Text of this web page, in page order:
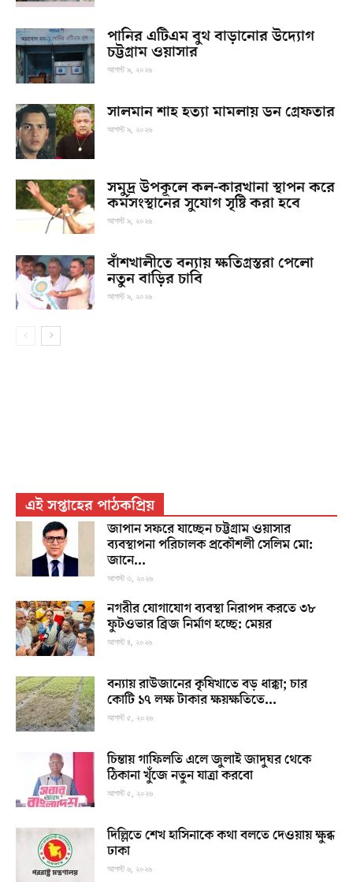
পানির এটিএম বুথ বাড়ানোর উদ্যোগ
চট্টগ্রাম ওয়াসার
আগস্ট ৯, ২০২৬
সালমান শাহ হত্যা মামলায় ডন গ্রেফতার
আগস্ট ৯, ২০২৬
সমুদ্র উপকূলে কল-কারখানা স্থাপন করে
কর্মসংস্থানের সুযোগ সৃষ্টি করা হবে
আগস্ট ৯, ২০২৬
বাঁশখালীতে বন্যায় ক্ষতিগ্রস্তরা পেলো
নতুন বাড়ির চাবি
আগস্ট ৯, ২০২৬
এই সপ্তাহের পাঠকপ্রিয়
জাপান সফরে যাচ্ছেন চট্টগ্রাম ওয়াসার
ব্যবস্থাপনা পরিচালক প্রকৌশলী সেলিম মো:
জানে...
আগস্ট ৩, ২০২৬
নগরীর যোগাযোগ ব্যবস্থা নিরাপদ করতে ৩৮
ফুটওভার ব্রিজ নির্মাণ হচ্ছে: মেয়র
আগস্ট ৪, ২০২৬
বন্যায় রাউজানের কৃষিখাতে বড় ধাক্কা; চার
কোটি ১৭ লক্ষ টাকার ক্ষয়ক্ষতিতে...
আগস্ট ৫, ২০২৬
চিন্তায় গাফিলতি এলে জুলাই জাদুঘর থেকে
ঠিকানা খুঁজে নতুন যাত্রা করবো
আগস্ট ৫, ২০২৬
দিল্লিতে শেখ হাসিনাকে কথা বলতে দেওয়ায় ক্ষুব্ধ
ঢাকা
আগস্ট ৬, ২০২৬